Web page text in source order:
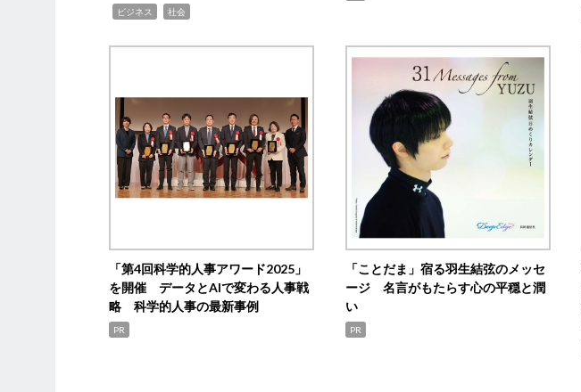
ビジネス 社会
「第4回科学的人事アワード2025」
を開催 データとAIで変わる人事戦
略 科学的人事の最新事例
PR
「ことだま」宿る羽生結弦のメッセ
ージ 名言がもたらす心の平穏と潤
い
PR